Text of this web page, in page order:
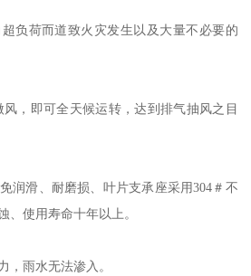
荷而道致火灾发生以及大量不必要的
，即可全天候运转，达到排气抽风之目
滑、耐磨损、叶片支承座采用304＃不
、使用寿命十年以上。
雨水无法渗入。